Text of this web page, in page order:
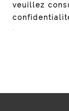
veuillez